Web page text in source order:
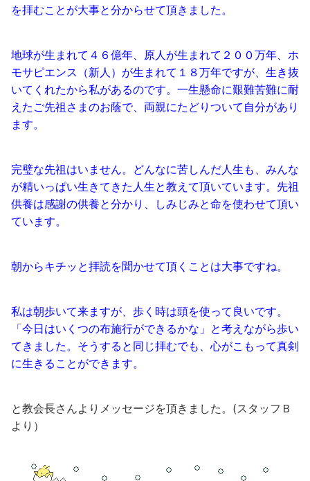
を拝むことが大事と分からせて頂きました。
地球が生まれて４６億年、原人が生まれて２００万年、ホ
モサピエンス（新人）が生まれて１８万年ですが、生き抜
いてくれたから私があるのです。一生懸命に艱難苦難に耐
えたご先祖さまのお蔭で、両親にたどりついて自分があり
ます。
完璧な先祖はいません。どんなに苦しんだ人生も、みんな
が精いっぱい生きてきた人生と教えて頂いています。先祖
供養は感謝の供養と分かり、しみじみと命を使わせて頂い
ています。
朝からキチッと拝読を聞かせて頂くことは大事ですね。
私は朝歩いて来ますが、歩く時は頭を使って良いです。
「今日はいくつの布施行ができるかな」と考えながら歩い
てきました。そうすると同じ拝むでも、心がこもって真剣
に生きることができます。
と教会長さんよりメッセージを頂きました。(スタッフＢ
より）